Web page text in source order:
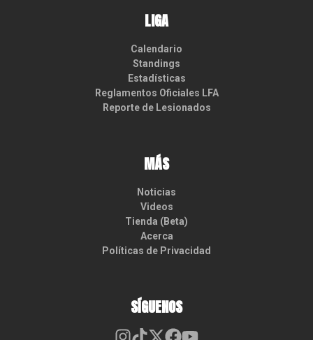
LIGA
Calendario
Standings
Estadísticas
Reglamentos Oficiales LFA
Reporte de Lesionados
MÁS
Noticias
Videos
Tienda (Beta)
Acerca
Políticas de Privacidad
SÍGUENOS